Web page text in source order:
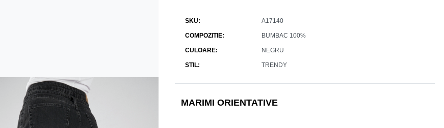
SKU A17140
COMPOZITIE BUMBAC 100%
CULOARE NEGRU
STIL TRENDY
MARIMI ORIENTATIVE